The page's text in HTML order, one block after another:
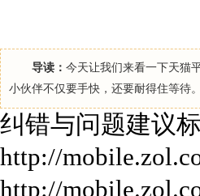
导读： 今天让我们来看一下天猫
小伙伴不仅要手快，还要耐得住等待
纠错与问题建议
http://
http://